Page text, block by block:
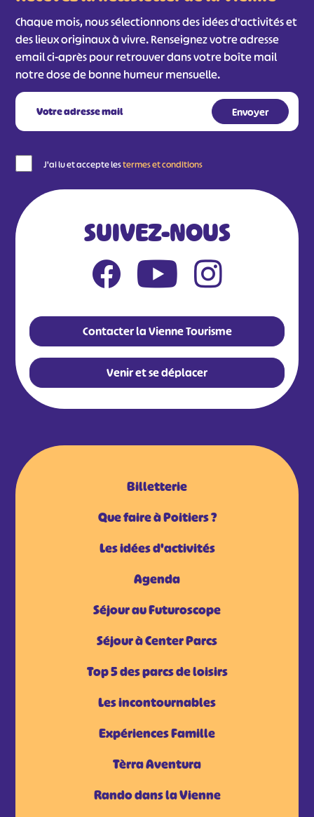
Chaque mois, nous sélectionnons des idées d'activités et
des lieux originaux à vivre. Renseignez votre adresse
email ci-après pour retrouver dans votre boîte mail
notre dose de bonne humeur mensuelle.
J'ai lu et accepte lestermes et conditions
SUIVEZ-NOUS
Contacter la Vienne Tourisme
Venir et se déplacer
Billetterie
Que faire à Poitiers ?
Les idées d'activités
Agenda
Séjour au Futuroscope
Séjour à Center Parcs
Top 5 des parcs de loisirs
Les incontournables
Expériences Famille
Tèrra Aventura
Rando dans la Vienne